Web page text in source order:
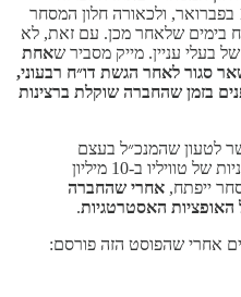
נעשתה ביחד עם הדו״ח האחרון ב-15 בפברואר, ולכאורה חלון המסחר
בימים שלאחר מכן. עם זאת, לא
אחת
סגור לאחר הגשת דו״ח רבעוני,
בזמן שהחברה שוקלת ברצינות
לטעון שהמנכ״ל בעצם
אומר ״אני גם בעצמי ארכוש מניות של טוויליו ב-10 מיליון
ייפתח, אחרי שהחברה
האסטרטגיות.
אחרי שהפוסט הזה פורסם: